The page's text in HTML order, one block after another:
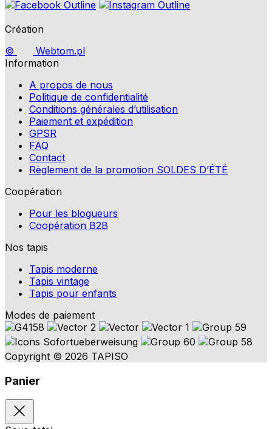
Création
©
Webtom.pl
Information
A propos de nous
Politique de confidentialité
Conditions générales d’utilisation
Paiement et expédition
GPSR
FAQ
Contact
Règlement de la promotion SOLDES D’ÉTÉ
Coopération
Pour les blogueurs
Coopération B2B
Nos tapis
Tapis moderne
Tapis vintage
Tapis pour enfants
Modes de paiement
Copyright © 2026 TAPISO
Panier